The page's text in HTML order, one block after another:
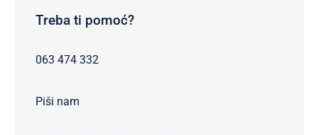
Treba ti pomoć?
063 474 332
Piši nam